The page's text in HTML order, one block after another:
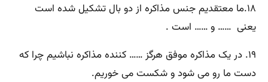
۱۸.ما معتقدیم جنس مذاکره از دو بال تشکیل شده است
یعنی …… و ……‌‌‌ است .
۱۹. در یک مذاکره موفق هرگز …… کننده مذاکره نباشیم چرا که
دست ما رو می شود و شکست می خوریم.